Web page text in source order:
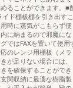
ることができます。■
ド棚板棚を引き出すこ
時に蒸気がこもらず便
に納まるので邪魔にな
ではFAXを置いて使用
のレンジ用棚板（メラ
が足りない場合には、
を確保することができ
関収納に最適な樹脂製